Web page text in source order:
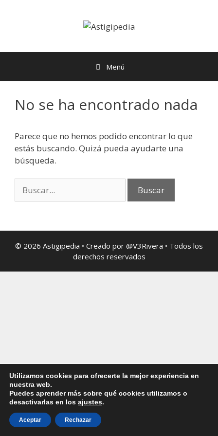
Menú
No se ha encontrado nada
Parece que no hemos podido encontrar lo que
estás buscando. Quizá pueda ayudarte una
búsqueda.
© 2026 Astigipedia • Creado por @V3Rivera • Todos los
derechos reservados
Utilizamos cookies para ofrecerte la mejor experiencia en
nuestra web.
Puedes aprender más sobre qué cookies utilizamos o
desactivarlas en los ajustes.
Aceptar Rechazar